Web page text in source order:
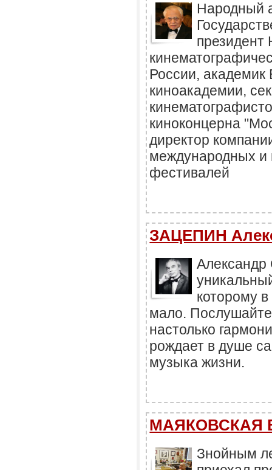
Народный
России, академик
киноакадемии,
киноконцерна
директор
международных и
фестивалей
ЗАЦЕПИН
Александр
которому
мало.
настолько
рождает в душе
музыка жизни.
МАЯКОВСКАЯ
Знойным